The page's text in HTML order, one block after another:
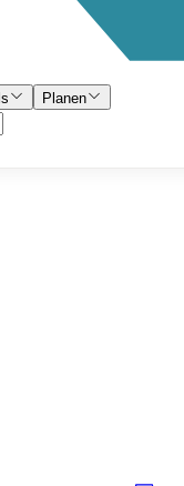
Planen